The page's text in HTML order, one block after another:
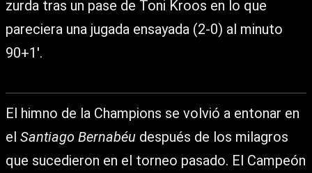
zurda tras un pase de Toni Kroos en lo que
pareciera una jugada ensayada (2-0) al minuto
90+1′.
El himno de la Champions se volvió a entonar en
el Santiago Bernabéu después de los milagros
que sucedieron en el torneo pasado. El Campeón